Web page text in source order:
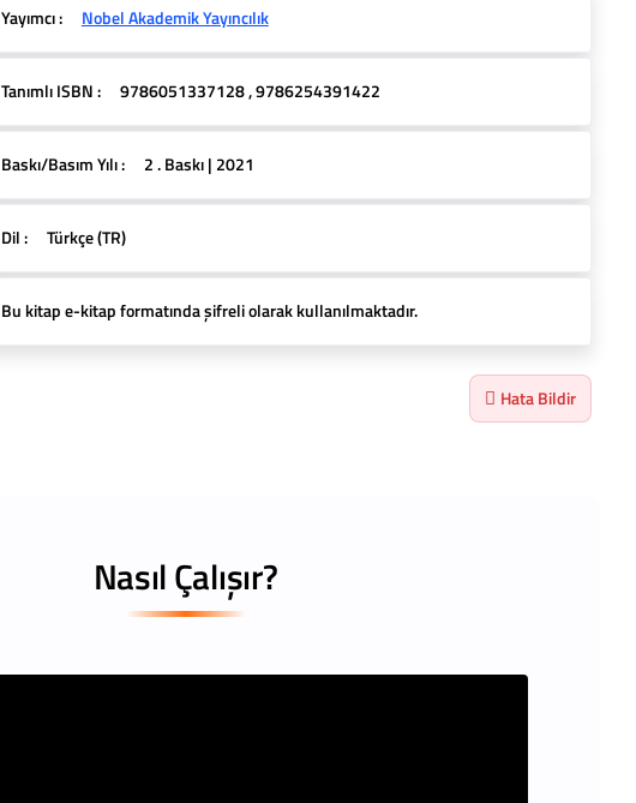
Yayımcı : Nobel Akademik Yayıncılık
Tanımlı ISBN : 9786051337128 , 9786254391422
Baskı/Basım Yılı : 2 . Baskı | 2021
Dil : Türkçe (TR)
Bu kitap e-kitap formatında şifreli olarak kullanılmaktadır.
Hata Bildir
Nasıl Çalışır?